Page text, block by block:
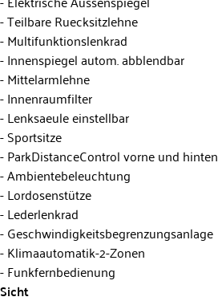
Teilbare Ruecksitzlehne
Multifunktionslenkrad
Innenspiegel autom. abblendbar
Mittelarmlehne
Innenraumfilter
Lenksaeule einstellbar
Sportsitze
ParkDistanceControl vorne und hinten
Ambientebeleuchtung
Lordosenstütze
Lederlenkrad
Geschwindigkeitsbegrenzungsanlage
Klimaautomatik-2-Zonen
Funkfernbedienung
Sicht